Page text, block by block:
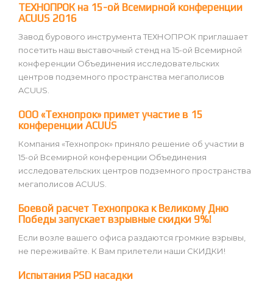
ТЕХНОПРОК на 15-ой Всемирной конференции
ACUUS 2016
Завод бурового инструмента ТЕХНОПРОК приглашает
посетить наш выставочный стенд на 15-ой Всемирной
конференции Объединения исследовательских
центров подземного пространства мегаполисов
ACUUS.
ООО «Технопрок» примет участие в 15
конференции ACUUS
Компания «Технопрок» приняло решение об участии в
15-ой Всемирной конференции Объединения
исследовательских центров подземного пространства
мегаполисов ACUUS.
Боевой расчет Технопрока к Великому Дню
Победы запускает взрывные скидки 9%!
Если возле вашего офиса раздаются громкие взрывы,
не переживайте. К Вам прилетели наши СКИДКИ!
Испытания PSD насадки